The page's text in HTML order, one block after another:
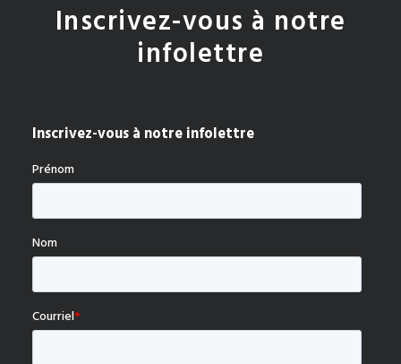
Inscrivez-vous à notre
infolettre